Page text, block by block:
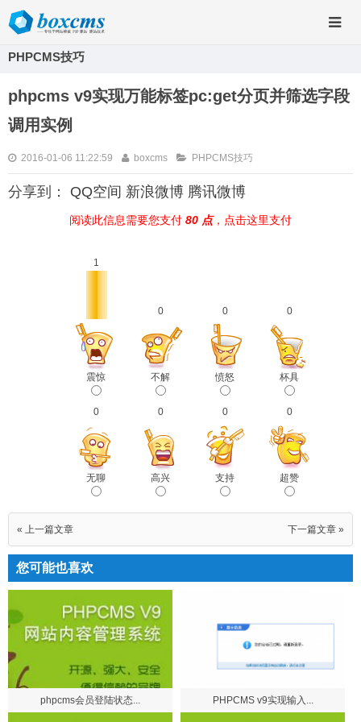
PHPCMS技巧
phpcms v9实现万能标签pc:get分页并筛选字段
调用实例
2016-01-06 11:22:59 boxcms PHPCMS技巧
分享到： QQ空间 新浪微博 腾讯微博
阅读此信息需要您支付 80 点，点击这里支付
1
震惊
0
不解
0
愤怒
0
杯具
0
无聊
0
高兴
0
支持
0
超赞
« 上一篇文章 下一篇文章 »
您可能也喜欢
phpcms会员登陆状态... PHPCMS v9实现输入...